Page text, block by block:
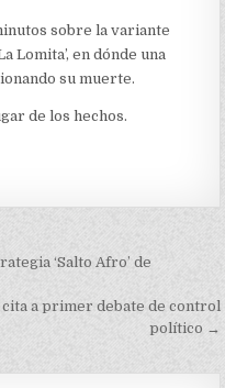
NORTE
COBRA
LA
VIDA
UNA
sobre la variante
Lomita’, en dónde una
su muerte.
de los hechos.
‘Salto Afro’ de
a primer debate de control
político →